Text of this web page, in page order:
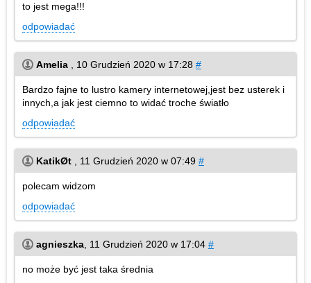
to jest mega!!!
odpowiadać
Amelia 10 Grudzień 2020 w 17:28 #
Bardzo fajne to lustro kamery internetowej,jest bez usterek i
innych,a jak jest ciemno to widać troche światło
odpowiadać
KatikØt 11 Grudzień 2020 w 07:49 #
polecam widzom
odpowiadać
agnieszka 11 Grudzień 2020 w 17:04 #
no może być jest taka średnia